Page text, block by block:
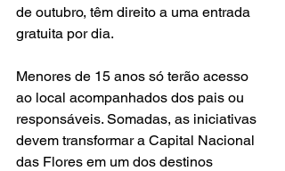
de outubro, têm direito a uma entrada
gratuita por dia.
Menores de 15 anos só terão acesso
ao local acompanhados dos pais ou
responsáveis. Somadas, as iniciativas
devem transformar a Capital Nacional
das Flores em um dos destinos